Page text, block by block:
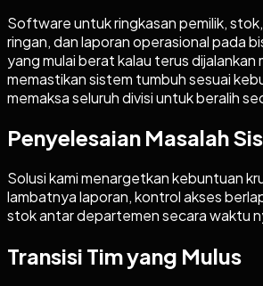
Software untuk ringkasan pemilik,
ringan, dan laporan operasional pada
yang mulai berat kalau terus dijalankan
memastikan sistem tumbuh sesuai
memaksa seluruh divisi untuk beralih
Penyelesaian Masalah
Solusi kami menargetkan kebuntuan
lambatnya laporan, kontrol akses
stok antar departemen secara waktu
Transisi Tim yang Mulus